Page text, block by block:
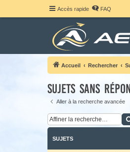
Accès rapide FAQ
Accueil Rechercher
Sujets sans
Aller à la recherche avancée
SUJETS